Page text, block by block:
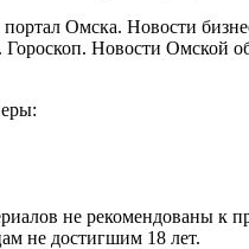
Омска. Новости
Гороскоп. Новости Омской
не рекомендованы к
не достигшим 18 лет.